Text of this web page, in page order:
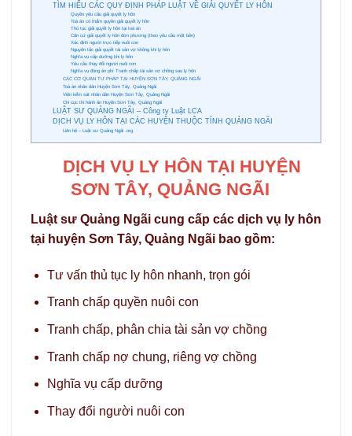
TÌM HIỂU CÁC QUY ĐỊNH PHÁP LUẬT VỀ GIẢI QUYẾT LY HÔN
Quyền yêu cầu giải quyết ly hôn
Toà án có thẩm quyền giải quyết ly hôn
Thủ tục giải quyết ly hôn tại toà án
Căn cứ giải quyết ly hôn đơn phương (theo yêu cầu một bên)
Xác định người trực tiếp nuôi con
Nguyên tắc giải quyết tài sản vợ khồng khi ly hôn
Nghĩa vụ cấp dưỡng khi ly hôn
Yêu cầu thay đổi người nuôi con
Nghĩa vụ đóng án phí Tranh chấp tài sản vợ chồng sau ly hôn
CÁC CƠ QUAN TƯ PHÁP TẠI HUYỆN SƠN TÂY, QUẢNG NGÃI
Toà án nhân dân Huyện Sơn Tây, Quảng Ngãi
Viện kểm sát nhân dân Huyện Sơn Tây, Quảng Ngãi
Chi cục thi hành án Huyện Sơn Tây, Quảng Ngãi
LUẬT SƯ QUẢNG NGÃI – Công ty Luật LCA
DỊCH VỤ LY HÔN TẠI CÁC HUYỆN THUỘC TỈNH QUẢNG NGÃI
Liên hệ – Luật sư Quảng Ngãi .org
DỊCH VỤ LY HÔN TẠI HUYỆN
SƠN TÂY, QUẢNG NGÃI
Luật sư Quảng Ngãi cung cấp các dịch vụ ly hôn
tại huyện Sơn Tây, Quảng Ngãi bao gồm:
Tư vấn thủ tục ly hôn nhanh, trọn gói
Tranh chấp quyền nuôi con
Tranh chấp, phân chia tài sản vợ chồng
Tranh chấp nợ chung, riêng vợ chồng
Nghĩa vụ cấp dưỡng
Thay đổi người nuôi con